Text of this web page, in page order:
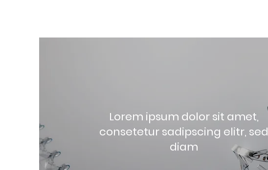
Lorem ipsum dolor sit amet,
consetetur sadipscing elitr, sed
diam